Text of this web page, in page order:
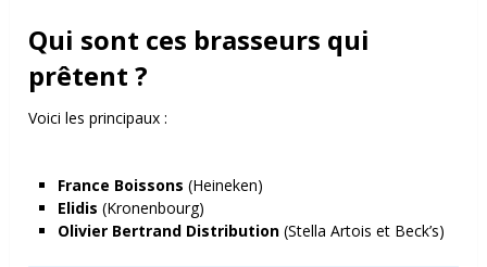
Qui sont ces brasseurs qui
prêtent ?
Voici les principaux :
France Boissons (Heineken)
Elidis (Kronenbourg)
Olivier Bertrand Distribution(Stella Artois et Beck’s)